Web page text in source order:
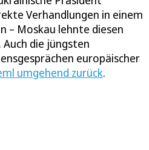
Verhandlungen in einem
– Moskau lehnte diesen
die jüngsten
europäischer
umgehend zurück.